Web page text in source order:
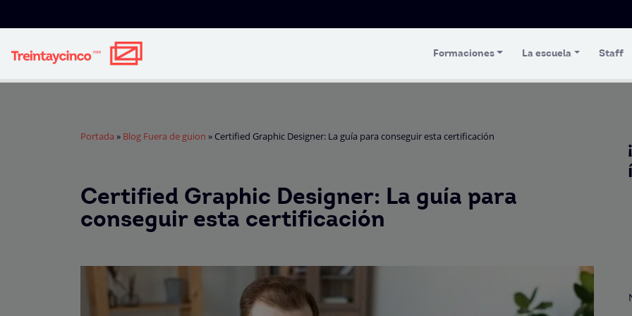
Formaciones La escuela Staff
Portada » Blog Fuera de guion » Certified Graphic Designer: La guía para conseguir esta certificación
Certified Graphic Designer: La guía para
conseguir esta certificación